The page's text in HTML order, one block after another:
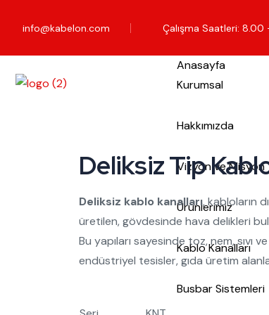
info@kabelon.com Çalışma Saatleri: 8.00
Anasayfa
Kurumsal
Hakkımızda
Vizyon ve Misyon
Ürünlerimiz
Kablo Kanalları
Busbar Sistemleri
Deliksiz Tip
Deliksiz kablo kanalları, kabloların
üretilen, gövdesinde hava delikleri
Bu yapıları sayesinde toz, nem, sıvı
endüstriyel tesisler, gıda üretim